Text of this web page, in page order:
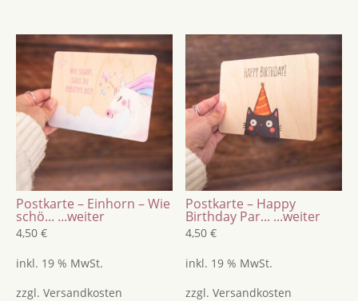
Postkarte – Einhorn – Wie
schö... ...weiter
4,50 €
inkl. 19 % MwSt.
zzgl. Versandkosten
Postkarte – Happy
Birthday Par... ...weiter
4,50€
inkl. 19 % MwSt.
zzgl.Versandkosten